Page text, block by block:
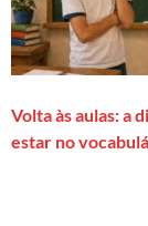
Volta às aulas: a
estar no